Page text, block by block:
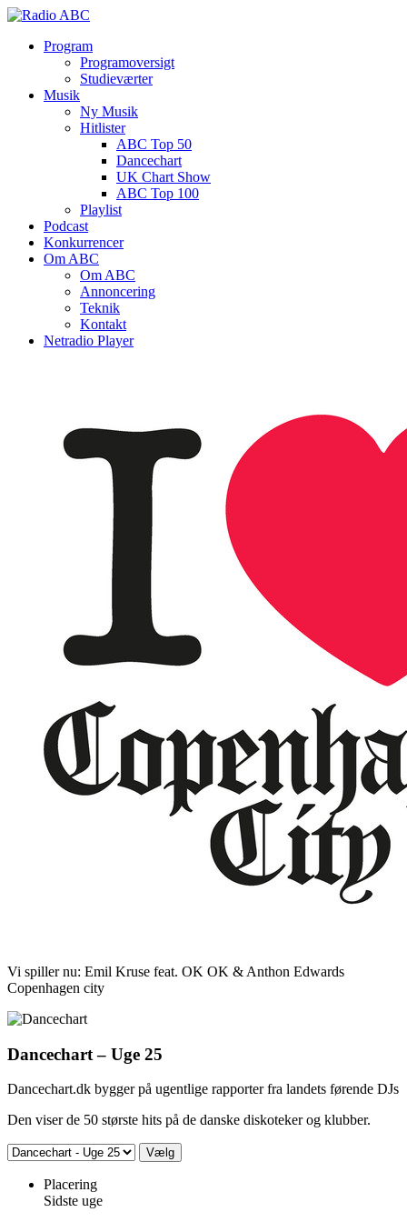
Program
Programoversigt
Studieværter
Musik
Ny Musik
Hitlister
ABC Top 50
Dancechart
UK Chart Show
ABC Top 100
Playlist
Podcast
Konkurrencer
Om ABC
Om ABC
Annoncering
Teknik
Kontakt
Netradio Player
Vi spiller nu: Emil Kruse feat. OK OK & Anthon Edwards
Copenhagen city
Dancechart – Uge 25
Dancechart.dk bygger på ugentlige rapporter fra landets førende DJs
Den viser de 50 største hits på de danske diskoteker og klubber.
Placering
Sidste uge